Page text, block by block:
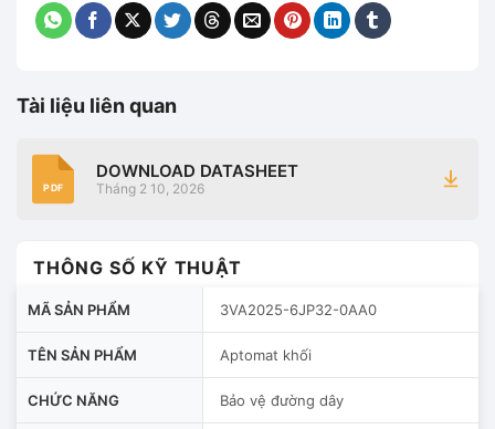
Tài liệu liên quan
PDF
DOWNLOAD DATASHEET
Tháng 2 10, 2026
THÔNG SỐ KỸ THUẬT
MÃ SẢN PHẨM 3VA2025-6JP32-0AA0
TÊN SẢN PHẨM Aptomat khối
CHỨC NĂNG Bảo vệ đường dây